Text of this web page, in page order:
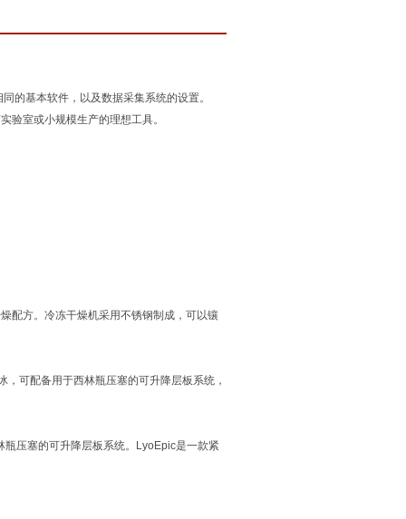
的基本软件，以及数据采集系统的设置。
验室或小规模生产的理想工具。
配方。冷冻干燥机采用不锈钢制成，可以镶
可配备用于西林瓶压塞的可升降层板系统，
压塞的可升降层板系统。LyoEpic是一款紧